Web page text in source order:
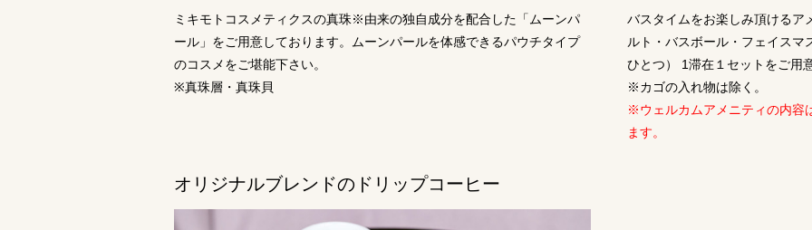
ミキモトコスメティクスの真珠※由来の独自成分を配合した「ムーンパ
ール」をご用意しております。ムーンパールを体感できるパウチタイプ
のコスメをご堪能下さい。
※真珠層・真珠貝
バスタイムをお楽しみ頂けるア
ルト・バスボール・フェイスマ
ひとつ） 1滞在１セットをご用
※カゴの入れ物は除く。
※​ウェルカムアメニティの内容
ます。
オリジナルブレンドのドリップコーヒー